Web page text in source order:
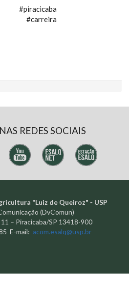
#carreira
REDES SOCIAIS
"Luiz de Queiroz" - USP
(DvComun)
11 – Piracicaba/SP 13418-900
E-mail: acom.esalq@usp.br